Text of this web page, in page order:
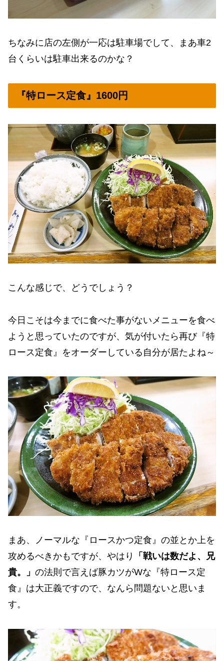
ちなみに店の左側が一応は駐車場でして、まあ車2
台くらいは駐車出来るのかな？
『特ロース定食』1600円
こんな感じで、どうでしょう？
今日こそは今までに食べた事がないメニューを食べ
ようと思っていたのですが、気が付いたら再び『特
ロース定食』をオーダーしている自分が居たよね～
まあ、ノーマルな『ロースかつ定食』の並とか上を
攻めるべきかもですが、やはり
「戦いは数だよ、兄
貴。」 の法則で言えば豚カツがWな『特ロース定
食』は大正義ですので、なんら問題ないと思いま
す。